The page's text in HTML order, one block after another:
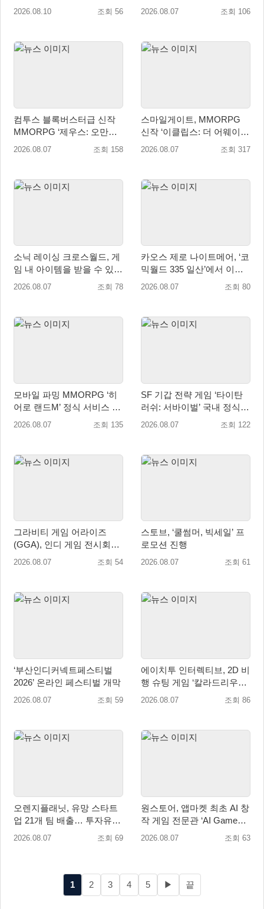
트라 콘서트 10월 5일 서울
2026.08.10 조회 56
신’ 쇼케이스 찾은 배우 박지
2026.08.07 조회 106
컴투스 블록버스터급 신작
MMORPG ‘제우스: 오만의
신’, 8월 26일 출시!
2026.08.07 조회 158
스마일게이트, MMORPG
신작 ‘이클립스: 더 어웨이크
닝’ 9월 10일 론칭!
2026.08.07 조회 317
소닉 레이싱 크로스월드, 게
임 내 아이템을 받을 수 있는
‘레전드 대회 라운드 7’ 개최!
2026.08.07 조회 78
카오스 제로 나이트메어, ‘코
믹월드 335 일산’에서 이용
자 소통 예고
2026.08.07 조회 80
모바일 파밍 MMORPG ‘히
어로 랜드M’ 정식 서비스 돌
입
2026.08.07 조회 135
SF 기갑 전략 게임 ‘타이탄
러쉬: 서바이벌’ 국내 정식
출시
2026.08.07 조회 122
그라비티 게임 어라이즈
(GGA), 인디 게임 전시회
‘도쿄 게임 던전 13’ 참가!
2026.08.07 조회 54
스토브, ‘쿨썸머, 빅세일’ 프
로모션 진행
2026.08.07 조회 61
‘부산인디커넥트페스티벌
2026’ 온라인 페스티벌 개막
2026.08.07 조회 59
에이치투 인터렉티브, 2D 비
행 슈팅 게임 ‘칼라드리우스
2/다크 엘레멘트’ 올 겨울 전
2026.08.07 조회 86
오렌지플래닛, 유망 스타트
업 21개 팀 배출… 투자유치∙
매출성장 성과 눈길
2026.08.07 조회 69
원스토어, 앱마켓 최초 AI 창
작 게임 전문관 ‘AI Games’
오픈
2026.08.07 조회 63
1 2 3 4 5 ▶ 끝